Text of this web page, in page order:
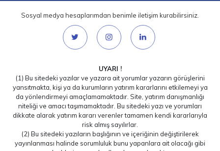
Sosyal medya hesaplarımdan benimle iletişim kurabilirsiniz.
UYARI !
(1) Bu sitedeki yazılar ve yazara ait yorumlar yazarın görüşlerini
yansıtmakta, kişi ya da kurumların yatırım kararlarını etkilemeyi ya
da yönlendirmeyi amaçlamamaktadır. Site, yatırım danışmanlığı
niteliği ve amacı taşımamaktadır. Bu sitedeki yazı ve yorumları
dikkate alarak yatırım kararı verenler tamamen kendi kararlarıyla
risk almış sayılırlar.
(2) Bu sitedeki yazıların başlığının ve içeriğinin değiştirilerek
yayınlanması halinde sorumluluk bunu yapanlara ait olacağı gibi